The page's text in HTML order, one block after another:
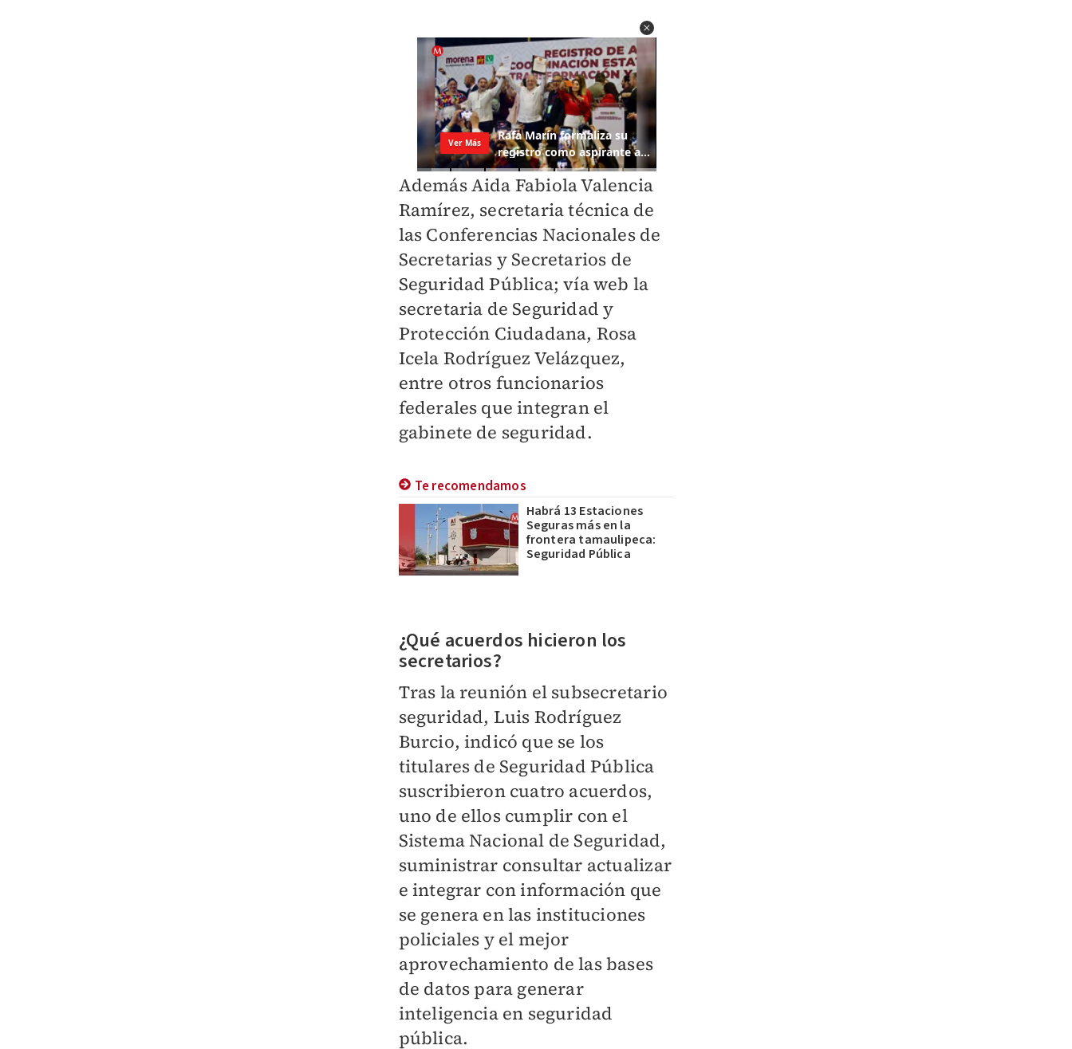
Además Aida Fabiola Valencia
Ramírez, secretaria técnica de
las Conferencias Nacionales de
Secretarias y Secretarios de
Seguridad Pública; vía web la
secretaria de Seguridad y
Protección Ciudadana, Rosa
Icela Rodríguez Velázquez,
entre otros funcionarios
federales que integran el
gabinete de seguridad.
Te recomendamos
Habrá 13 Estaciones
Seguras más en la
frontera tamaulipeca:
Seguridad Pública
¿Qué acuerdos hicieron los
secretarios?
Tras la reunión el subsecretario
seguridad, Luis Rodríguez
Burcio, indicó que se los
titulares de Seguridad Pública
suscribieron cuatro acuerdos,
uno de ellos cumplir con el
Sistema Nacional de Seguridad,
suministrar consultar actualizar
e integrar con información que
se genera en las instituciones
policiales y el mejor
aprovechamiento de las bases
de datos para generar
inteligencia en seguridad
pública.